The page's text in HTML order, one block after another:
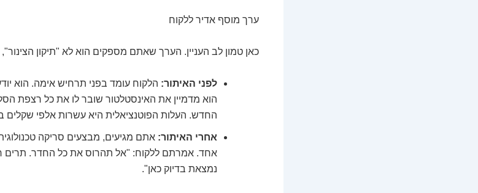
ערך מוסף אדיר ללקוח
כאן טמון לב העניין. הערך שאתם מספקים הוא לא "תיקון
לפני האיתור: הלקוח עומד בפני תרחיש אימה. הוא
הוא מדמיין את האינסטלטור שובר לו את כל רצפת
החדש. העלות הפוטנציאלית היא עשרות אלפי שקלים
אחרי האיתור:
אחד. אמרתם ללקוח: "אל תהרוס את כל החדר. תרים
נמצאת בדיוק כאן".